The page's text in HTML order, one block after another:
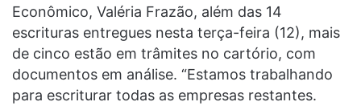
Econômico, Valéria Frazão, além das 14
escrituras entregues nesta terça-feira (12), mais
de cinco estão em trâmites no cartório, com
documentos em análise. “Estamos trabalhando
para escriturar todas as empresas restantes.